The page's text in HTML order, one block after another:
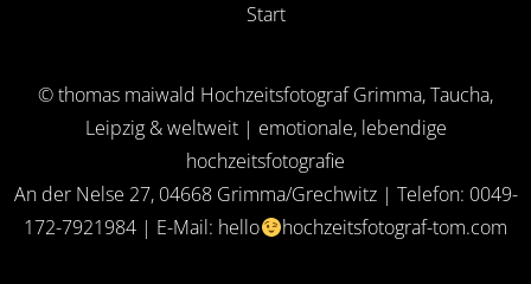
Start
© thomas maiwald Hochzeitsfotograf Grimma, Taucha,
Leipzig & weltweit | emotionale, lebendige
hochzeitsfotografie
An der Nelse 27, 04668 Grimma/Grechwitz | Telefon: 0049-
172-7921984 | E-Mail: hello hochzeitsfotograf-tom.com